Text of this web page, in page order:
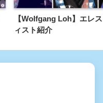
【Wolfgang Loh】エレ
ィスト紹介